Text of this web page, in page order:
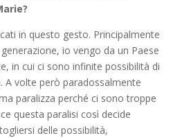
in questo gesto. Principalmente
io vengo da un Paese
in cui ci sono infinite possibilità di
A volte però paradossalmente
paralizza perché ci sono troppe
questa paralisi così decide
delle possibilità,